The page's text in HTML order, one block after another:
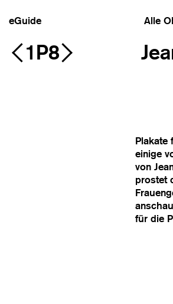
eGuide Alle
1P8
Plakate
einige
von
prostet
für die